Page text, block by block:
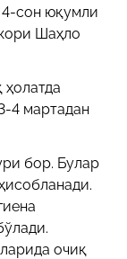
сон юқумли
Шаҳло
4 мартадан
бор. Булар
очиқ